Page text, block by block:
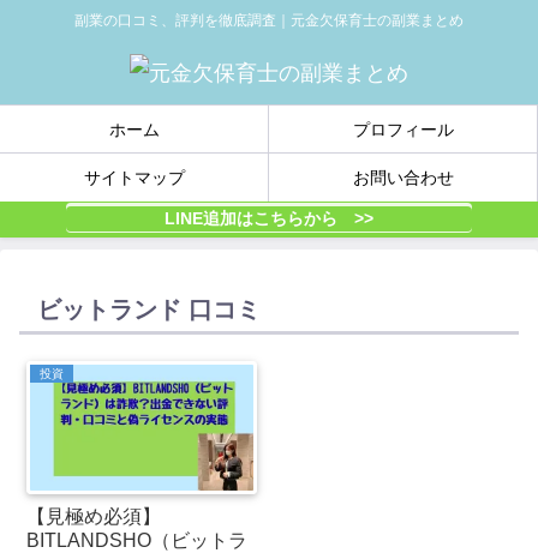
副業の口コミ、評判を徹底調査｜元金欠保育士の副業まとめ
ホーム プロフィール
サイトマップ お問い合わせ
LINE追加はこちらから >>
ビットランド 口コミ
投資
【見極め必須】
BITLANDSHO（ビットラ